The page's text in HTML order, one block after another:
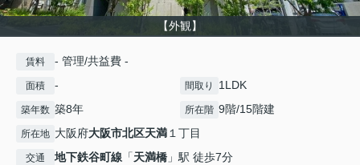
【外観】
賃料 - 管理/共益費 -
面積 - 間取り 1LDK
築年数 築8年 所在階 9階/15階建
所在地 大阪府大阪市北区天満１丁目
交通 地下鉄谷町線 「天満橋 」駅 徒歩7分